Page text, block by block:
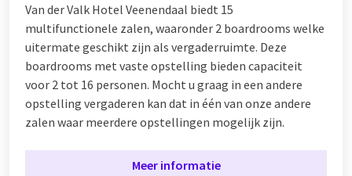
Van der Valk Hotel Veenendaal biedt 15
multifunctionele zalen, waaronder 2 boardrooms welke
uitermate geschikt zijn als vergaderruimte. Deze
boardrooms met vaste opstelling bieden capaciteit
voor 2 tot 16 personen. Mocht u graag in een andere
opstelling vergaderen kan dat in één van onze andere
zalen waar meerdere opstellingen mogelijk zijn.
Meer informatie